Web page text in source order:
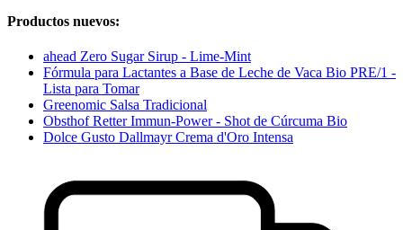
Productos nuevos:
ahead Zero Sugar Sirup - Lime-Mint
Fórmula para Lactantes a Base de Leche de Vaca Bio PRE/1 -
Lista para Tomar
Greenomic Salsa Tradicional
Obsthof Retter Immun-Power - Shot de Cúrcuma Bio
Dolce Gusto Dallmayr Crema d'Oro Intensa